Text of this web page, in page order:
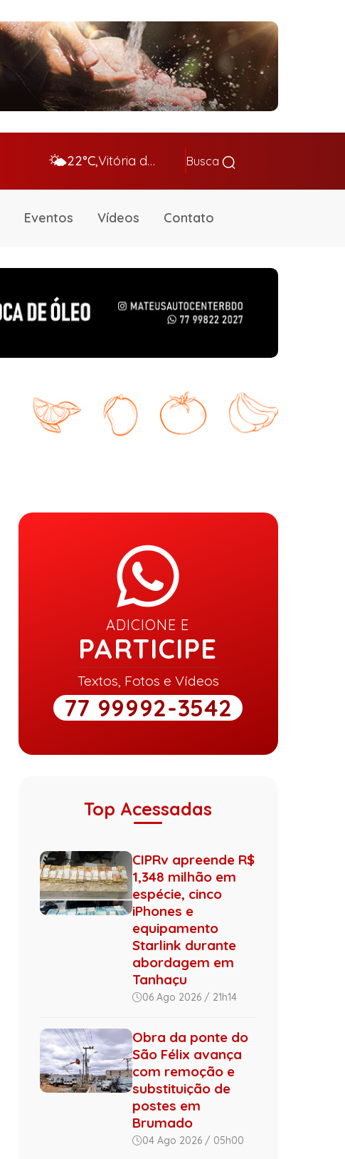
🌤️22°C, Vitória da Conq… Busca
Eventos Vídeos Contato
ADICIONE E
PARTICIPE
Textos, Fotos e Vídeos
77 99992-3542
Top Acessadas
CIPRv apreende R$
1,348 milhão em
espécie, cinco
iPhones e
equipamento
Starlink durante
abordagem em
Tanhaçu
06 Ago 2026 / 21h14
Obra da ponte do
São Félix avança
com remoção e
substituição de
postes em
Brumado
04 Ago 2026 / 05h00